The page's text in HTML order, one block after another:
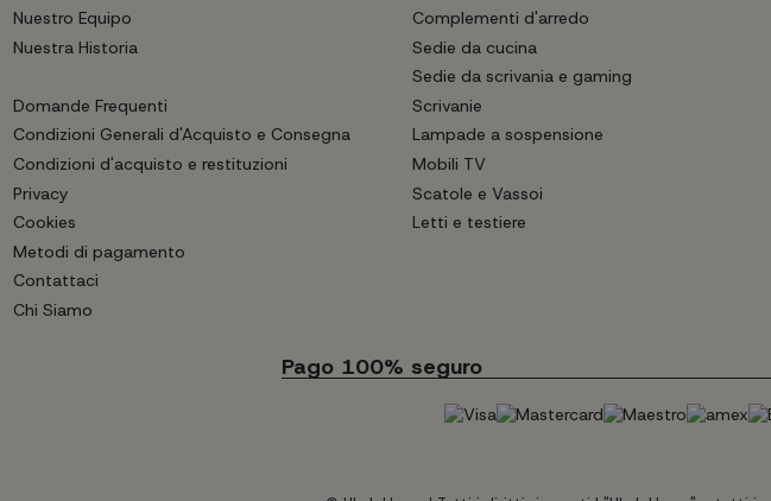
Nuestro Equipo
Nuestra Historia
Domande Frequenti
Condizioni Generali d'Acquisto e Consegna
Condizioni d'acquisto e restituzioni
Privacy
Cookies
Metodi di pagamento
Contattaci
Chi Siamo
Complementi d'arredo
Sedie da cucina
Sedie da scrivania e gaming
Scrivanie
Lampade a sospensione
Mobili TV
Scatole e Vassoi
Letti e testiere
Pago 100% seguro